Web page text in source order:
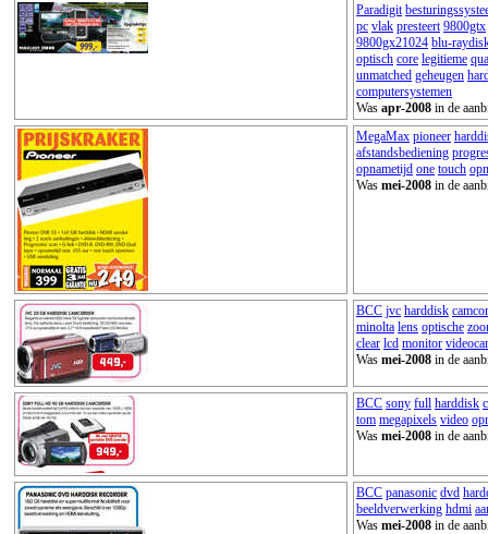
Paradigit
pc vlak presteert 9800gtx
9800gx21024 blu-
optisch core legitieme
unmatched geheugen
computersystemen
Was apr-2008 in de
MegaMax pioneer
afstandsbediening
opnametijd one touch
Was mei-2008 in de
BCC jvc harddisk
minolta lens optische
clear lcd monitor
Was mei-2008 in de
BCC sony full harddisk
tom megapixels video
Was mei-2008 in de
BCC panasonic dvd
beeldverwerking hdmi
Was mei-2008 in de